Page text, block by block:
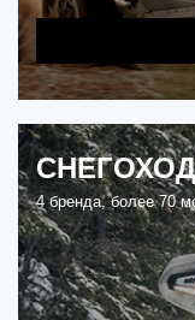
4 бренда, более 70